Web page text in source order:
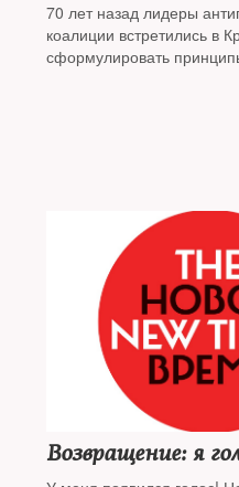
70 лет назад лидеры
коалиции встретились в
сформулировать
Возвращение: я